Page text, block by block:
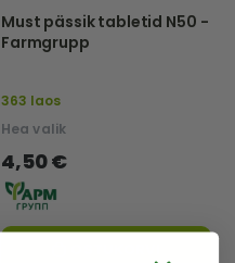
Must pässik tabletid N50 -
Farmgrupp
363 laos
Hea valik
4,50 €